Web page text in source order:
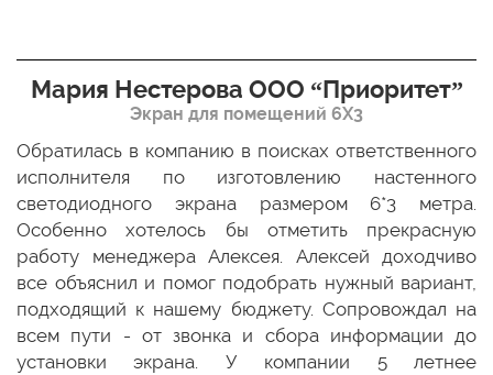
Мария Нестерова ООО “Приоритет”
Экран для помещений 6Х3
Обратилась в компанию в поисках ответственного
исполнителя по изготовлению настенного
светодиодного экрана размером 6*3 метра.
Особенно хотелось бы отметить прекрасную
работу менеджера Алексея. Алексей доходчиво
все объяснил и помог подобрать нужный вариант,
подходящий к нашему бюджету. Сопровождал на
всем пути - от звонка и сбора информации до
установки экрана. У компании 5 летнее